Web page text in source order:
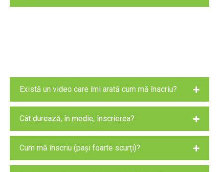
Există un video care îmi arată cum mă înscriu?
Cât durează, în medie, înscrierea?
Cum mă înscriu (pași foarte scurți)?